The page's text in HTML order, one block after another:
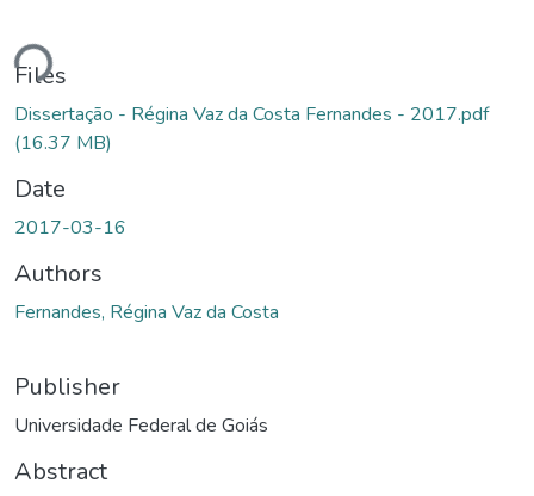
Files
Dissertação - Régina Vaz da Costa Fernandes - 2017.pdf
(16.37 MB)
Date
2017-03-16
Authors
Fernandes, Régina Vaz da Costa
Publisher
Universidade Federal de Goiás
Abstract